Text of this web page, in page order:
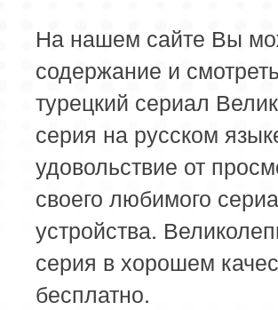
На нашем сайте Вы
содержание и
турецкий сериал
серия на русском
удовольствие от
своего любимого
устройства.
серия в хорошем
бесплатно.